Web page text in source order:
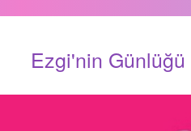
Ezgi'nin